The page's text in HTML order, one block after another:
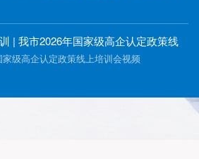
| 我市2026年国家级高企认定政策线
级高企认定政策线上培训会视频